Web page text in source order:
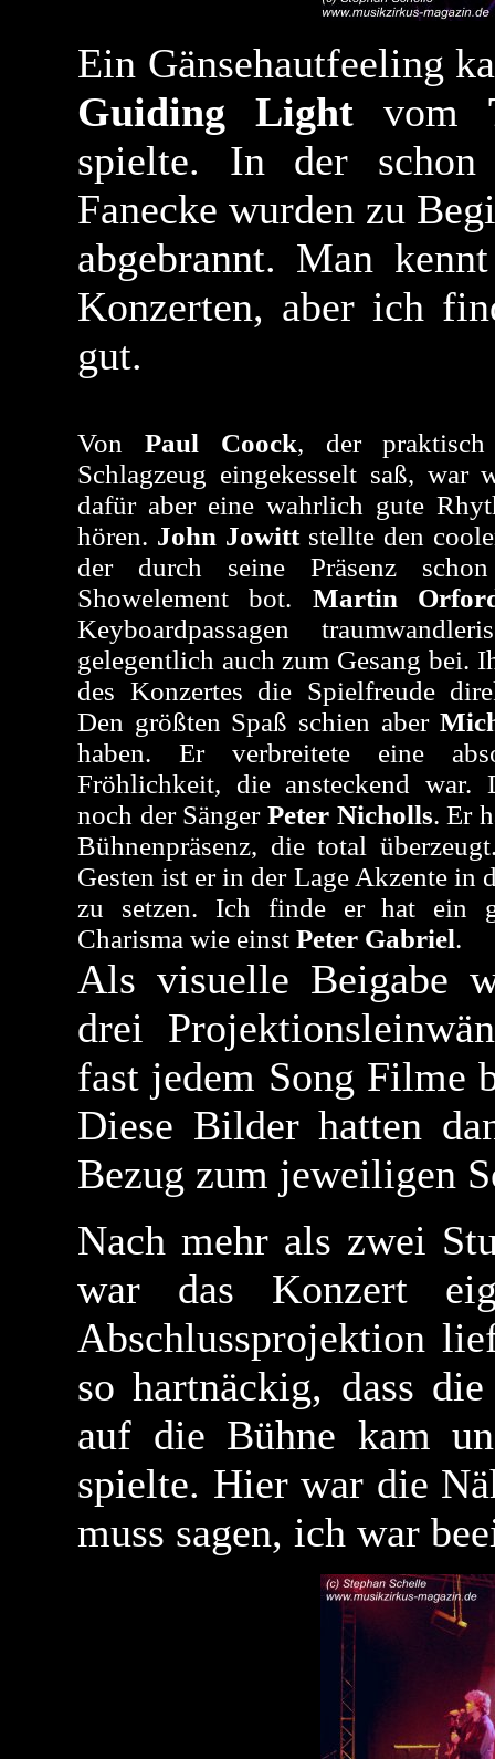
Ein Gänsehautfeeling
Guiding Light vom
spielte. In der schon
Fanecke wurden zu
abgebrannt. Man
Konzerten, aber ich
gut.
Von Paul Coock, der
Schlagzeug eingekesselt saß, war
dafür aber eine wahrlich gute
hören. John Jowittstellte den
der durch seine Präsenz
Showelement bot. Martin
Keyboardpassagen
gelegentlich auch zum Gesang bei.
des Konzertes die Spielfreude
Den größten Spaß schien aber
haben. Er verbreitete eine
Fröhlichkeit, die ansteckend war.
noch der Sänger Peter Nicholls. Er
Bühnenpräsenz, die total
Gesten ist er in der Lage Akzente in
zu setzen. Ich finde er hat ein
Charisma wie einst Peter Gabriel.
Als visuelle Beigabe
drei
fast jedem Song Filme
Diese Bilder hatten
Bezug zum jeweiligen
Nach mehr als zwei
war das Konzert
Abschlussprojektion
so hartnäckig, dass
auf die Bühne kam
spielte. Hier war die
muss sagen, ich war